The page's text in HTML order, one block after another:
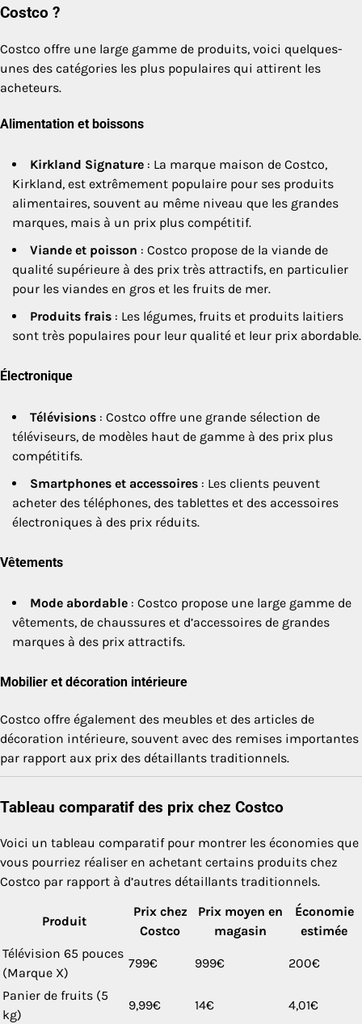
Costco ?
Costco offre une large gamme de produits, voici quelques-
unes des catégories les plus populaires qui attirent les
acheteurs.
Alimentation et boissons
Kirkland Signature : La marque maison de Costco,
Kirkland, est extrêmement populaire pour ses produits
alimentaires, souvent au même niveau que les grandes
marques, mais à un prix plus compétitif.
Viande et poisson : Costco propose de la viande de
qualité supérieure à des prix très attractifs, en particulier
pour les viandes en gros et les fruits de mer.
Produits frais : Les légumes, fruits et produits laitiers
sont très populaires pour leur qualité et leur prix abordable.
Électronique
Télévisions : Costco offre une grande sélection de
téléviseurs, de modèles haut de gamme à des prix plus
compétitifs.
Smartphones et accessoires : Les clients peuvent
acheter des téléphones, des tablettes et des accessoires
électroniques à des prix réduits.
Vêtements
Mode abordable : Costco propose une large gamme de
vêtements, de chaussures et d’accessoires de grandes
marques à des prix attractifs.
Mobilier et décoration intérieure
Costco offre également des meubles et des articles de
décoration intérieure, souvent avec des remises importantes
par rapport aux prix des détaillants traditionnels.
Tableau comparatif des prix chez Costco
Voici un tableau comparatif pour montrer les économies que
vous pourriez réaliser en achetant certains produits chez
Costco par rapport à d’autres détaillants traditionnels.
Produit
Prix chez
Costco
Prix moyen en
magasin
Économie
estimée
Télévision 65 pouces
(Marque X)
799€ 999€ 200€
Panier de fruits (5
kg)
9,99€ 14€ 4,01€